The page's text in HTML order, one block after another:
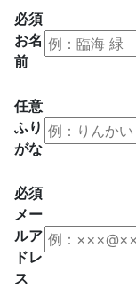
必須
お名
前
任意
ふり
がな
必須
メー
ルア
ドレ
ス